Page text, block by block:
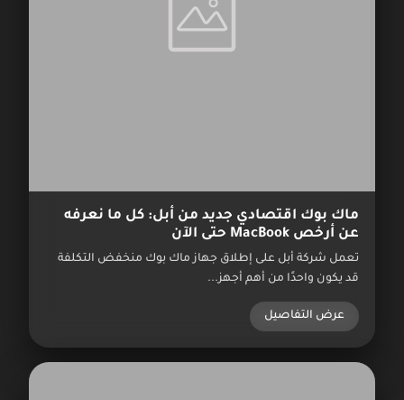
ماك بوك اقتصادي جديد من أبل: كل ما نعرفه
عن أرخص MacBook حتى الآن
تعمل شركة أبل على إطلاق جهاز ماك بوك منخفض التكلفة
قد يكون واحدًا من أهم أجهز...
عرض التفاصيل